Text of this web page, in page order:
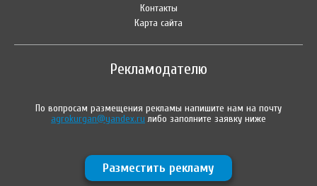
Контакты
Карта сайта
Рекламодателю
По вопросам размещения рекламы напишите нам на почту
agrokurgan@yandex.ru либо заполните заявку ниже
Разместить рекламу